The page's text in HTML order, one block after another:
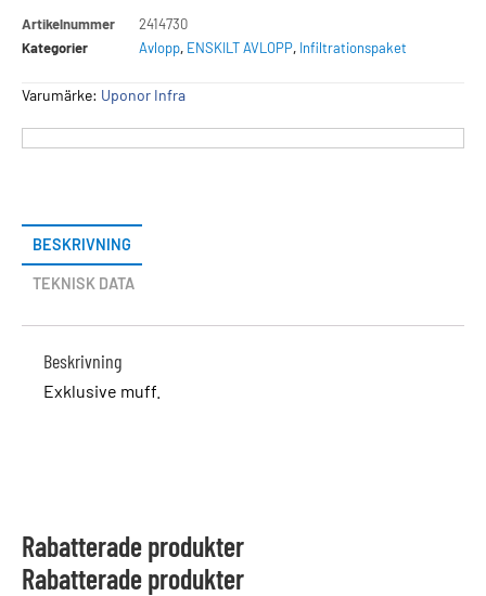
Artikelnummer
2414730
Kategorier
Avlopp, ENSKILT AVLOPP, Infiltrationspaket
Varumärke: Uponor Infra
BESKRIVNING
TEKNISK DATA
Beskrivning
Exklusive muff.
Rabatterade produkter
Rabatterade produkter